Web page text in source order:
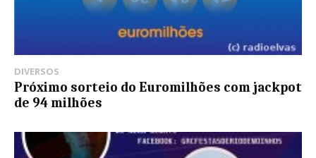
DIVERSOS
Próximo sorteio do Euromilhões com jackpot
de 94 milhões